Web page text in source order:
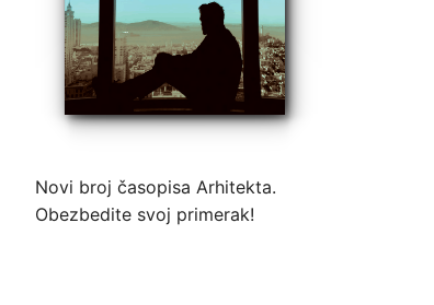
Novi broj časopisa Arhitekta.
Obezbedite svoj primerak!